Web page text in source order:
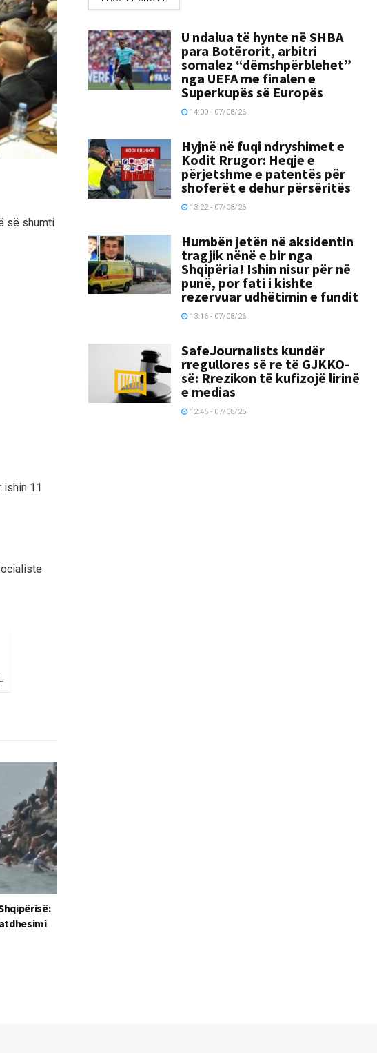
së shumti
ishin 11
U ndalua të hynte në SHBA
para Botërorit, arbitri
somalez “dëmshpërblehet”
nga UEFA me finalen e
Superkupës së Europës
14:00 - 07/08/26
Hyjnë në fuqi ndryshimet e
Kodit Rrugor: Heqje e
përjetshme e patentës për
shoferët e dehur përsëritës
13:22 - 07/08/26
Humbën jetën në aksidentin
tragjik nënë e bir nga
Shqipëria! Ishin nisur për në
punë, por fati i kishte
rezervuar udhëtimin e fundit
13:16 - 07/08/26
SafeJournalists kundër
rregullores së re të GJKKO-
së: Rrezikon të kufizojë lirinë
e medias
12:45 - 07/08/26